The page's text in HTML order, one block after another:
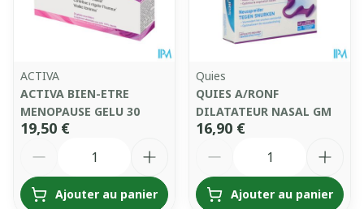
ACTIVA
ACTIVA BIEN-ETRE
MENOPAUSE GELU 30
19,50 €
Ajouter au panier
Quies
QUIES A/RONF
DILATATEUR NASAL GM
16,90 €
Ajouter au panier